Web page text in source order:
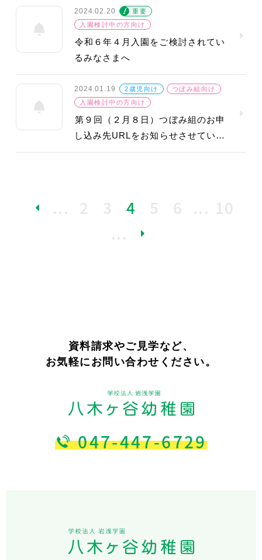
2024.02.20
重要
入園検討中の方向け
令和６年４月入園をご検討されてい
るみなさまへ
2024.01.19 2歳児向け
つぼみ組向け
入園検討中の方向け
第９回（２月８日）つぼみ組のお申
し込み先URLをお知らせさせていた
だきます。
« ... 2 3 4 5 6 ... 10
...
»
資料請求やご見学など、
お気軽にお問い合わせください。
047-447-6729